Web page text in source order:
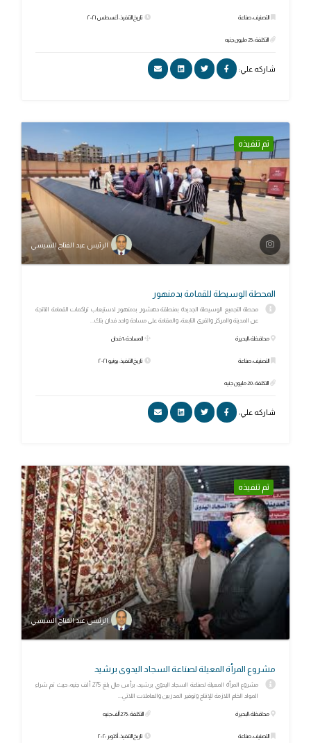
التصنيف: صناعة
التكلفة: 25 مليون جنيه
تاريخ التنفيذ: أغسطس ٢٠٢١
شاركه علي:
تم تنفيذه
الرئيس عبد الفتاح السيسي
المحطة الوسيطة للقمامة بدمنهور
محطة التجميع الوسيطة الجديدة بمنطقة دهشور بدمنهور لاستيعاب تراكمات القمامة الناتجة
عن المدينة والمركز والقرى التابعة، والمقامة على مساحة واحد فدان بتك...
محافظة: البحيرة
التصنيف: صناعة
التكلفة: 20 مليون جنيه
المساحة: 1 فدان
تاريخ التنفيذ: يونيو ٢٠٢١
شاركه علي:
تم تنفيذه
الرئيس عبد الفتاح السيسي
مشروع المرأة المعيلة لصناعة السجاد اليدوى برشيد
مشروع المرأة المعيلة لصناعة السجاد اليدوي برشيد، برأس مال بلغ 275 ألف جنيه، حيث تم شراء
المواد الخام اللازمة للإنتاج وتوفير المدربين والعاملات اللاتي...
محافظة: البحيرة
التصنيف: صناعة
التكلفة: 275 ألف جنيه
تاريخ التنفيذ: أكتوبر ٢٠٢٠